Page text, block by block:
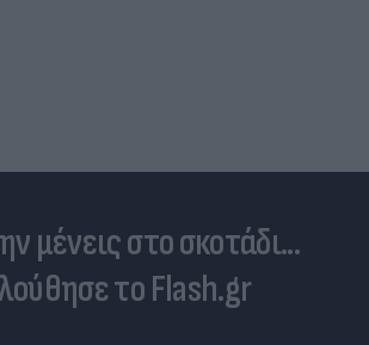
μένεις στο σκοτάδι...
το Flash.gr